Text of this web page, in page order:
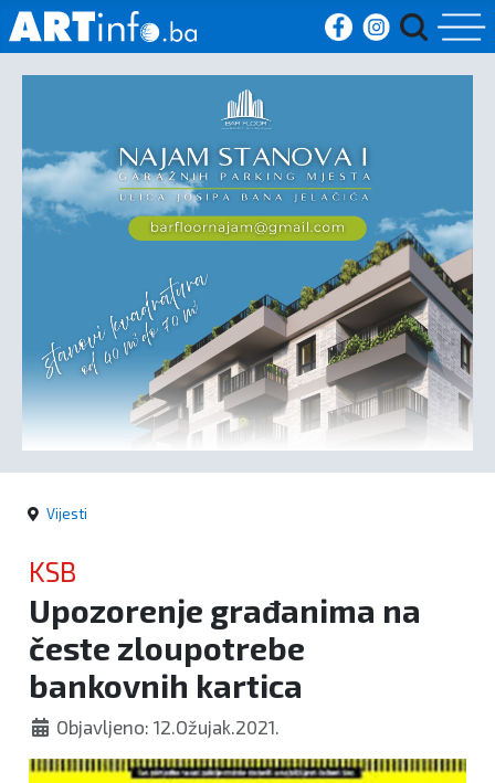
Vijesti
Sport
Crna
kronika
Politika
Vijesti
KSB
Upozorenje građanima na
česte zloupotrebe
bankovnih kartica
Objavljeno: 12.Ožujak.2021.